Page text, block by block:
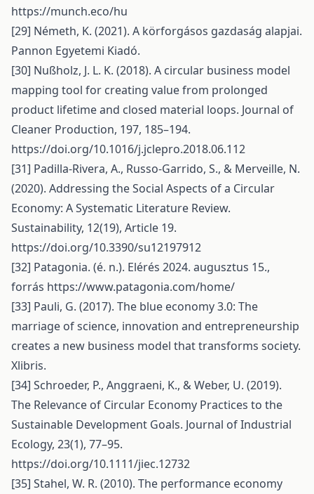
https://munch.eco/hu
[29] Németh, K. (2021). A körforgásos gazdaság alapjai.
Pannon Egyetemi Kiadó.
[30] Nußholz, J. L. K. (2018). A circular business model
mapping tool for creating value from prolonged
product lifetime and closed material loops. Journal of
Cleaner Production, 197, 185–194.
https://doi.org/10.1016/j.jclepro.2018.06.112
[31] Padilla-Rivera, A., Russo-Garrido, S., & Merveille, N.
(2020). Addressing the Social Aspects of a Circular
Economy: A Systematic Literature Review.
Sustainability, 12(19), Article 19.
https://doi.org/10.3390/su12197912
[32] Patagonia. (é. n.). Elérés 2024. augusztus 15.,
forrás https://www.patagonia.com/home/
[33] Pauli, G. (2017). The blue economy 3.0: The
marriage of science, innovation and entrepreneurship
creates a new business model that transforms society.
Xlibris.
[34] Schroeder, P., Anggraeni, K., & Weber, U. (2019).
The Relevance of Circular Economy Practices to the
Sustainable Development Goals. Journal of Industrial
Ecology, 23(1), 77–95.
https://doi.org/10.1111/jiec.12732
[35] Stahel, W. R. (2010). The performance economy